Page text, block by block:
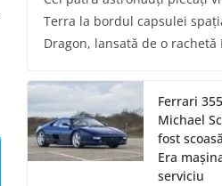
Terra la bordul capsulei
Dragon, lansată de o rachetă
Ferrari
Michael
fost
Era
serviciu